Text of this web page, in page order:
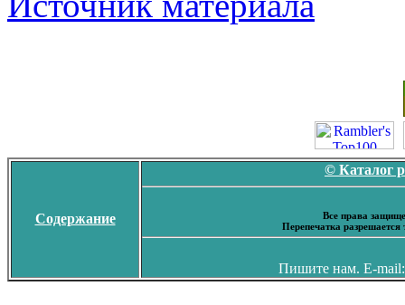
Содержание
© Каталог
Все права
Перепечатка
Пишите нам. E-